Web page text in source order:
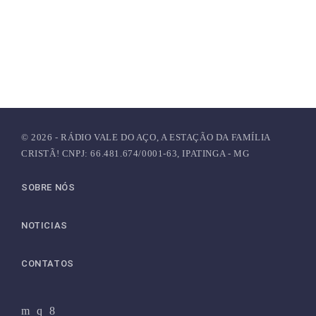
© 2026 - RÁDIO VALE DO AÇO, A ESTAÇÃO DA FAMÍLIA
CRISTÃ! CNPJ: 66.481.674/0001-63, IPATINGA - MG
SOBRE NÓS
NOTICIAS
CONTATOS